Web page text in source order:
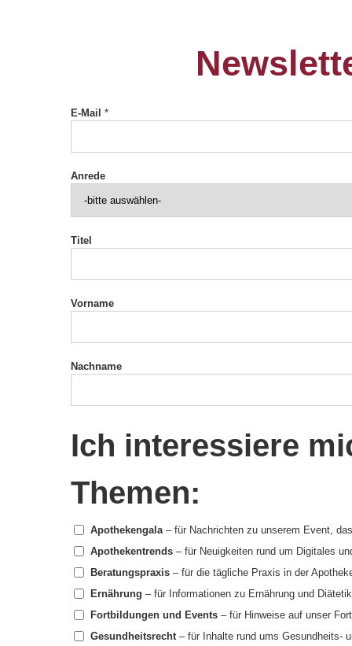
E-Mail *
Anrede
Titel
Vorname
Nachname
Ich interessiere
Themen:
Apothekengala – für Nachrichten zu unserem Event,
Apothekentrends – für Neuigkeiten rund um Digitales
Beratungspraxis – für die tägliche Praxis in der
Ernährung – für Informationen zu Ernährung und
Fortbildungen und Events – für Hinweise auf unser
Gesundheitsrecht – für Inhalte rund ums Gesundheits-